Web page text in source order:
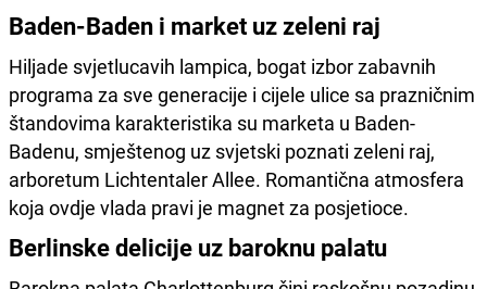
Baden-Baden i market uz zeleni raj
Hiljade svjetlucavih lampica, bogat izbor zabavnih
programa za sve generacije i cijele ulice sa prazničnim
štandovima karakteristika su marketa u Baden-
Badenu, smještenog uz svjetski poznati zeleni raj,
arboretum Lichtentaler Allee. Romantična atmosfera
koja ovdje vlada pravi je magnet za posjetioce.
Berlinske delicije uz baroknu palatu